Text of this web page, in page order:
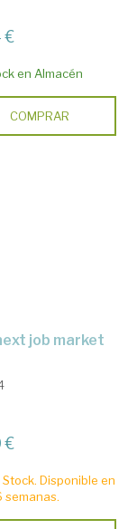
€
en Almacén
COMPRAR
job market
€
Stock. Disponible en
semanas.